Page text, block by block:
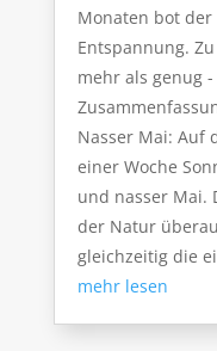
Monaten bot
Entspannung.
mehr als genug
Nasser Mai: Auf
einer Woche
und nasser Mai.
der Natur
gleichzeitig die
mehr lesen